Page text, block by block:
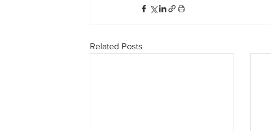
Related Posts